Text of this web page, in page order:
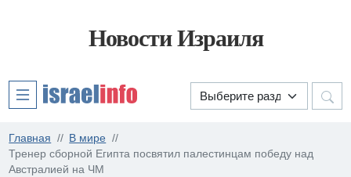
Новости Израиля
Главная
В мире
Тренер сборной Египта посвятил палестинцам победу над
Австралией на ЧМ